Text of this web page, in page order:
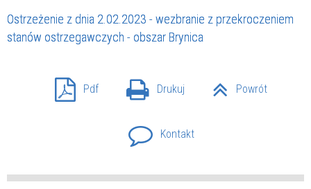
Ostrzeżenie z dnia 2.02.2023 - wezbranie z przekroczeniem
stanów ostrzegawczych - obszar Brynica
Pdf Drukuj Powrót
Kontakt